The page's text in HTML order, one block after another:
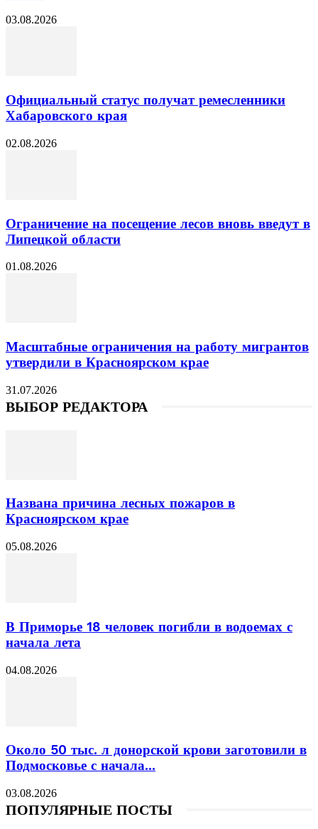
03.08.2026
Официальный статус получат ремесленники
Хабаровского края
02.08.2026
Ограничение на посещение лесов вновь введут в
Липецкой области
01.08.2026
Масштабные ограничения на работу мигрантов
утвердили в Красноярском крае
31.07.2026
ВЫБОР РЕДАКТОРА
Названа причина лесных пожаров в
Красноярском крае
05.08.2026
В Приморье 18 человек погибли в водоемах с
начала лета
04.08.2026
Около 50 тыс. л донорской крови заготовили в
Подмосковье с начала...
03.08.2026
ПОПУЛЯРНЫЕ ПОСТЫ